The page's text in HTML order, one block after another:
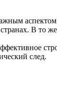
В то
след.